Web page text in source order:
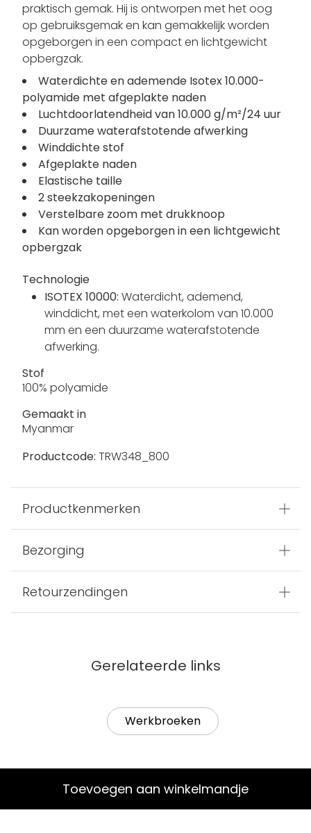
praktisch gemak. Hij is ontworpen met het oog
op gebruiksgemak en kan gemakkelijk worden
opgeborgen in een compact en lichtgewicht
opbergzak.
Waterdichte en ademende Isotex 10.000-
polyamide met afgeplakte naden
Luchtdoorlatendheid van 10.000 g/m²/24 uur
Duurzame waterafstotende afwerking
Winddichte stof
Afgeplakte naden
Elastische taille
2 steekzakopeningen
Verstelbare zoom met drukknoop
Kan worden opgeborgen in een lichtgewicht
opbergzak
Technologie
ISOTEX 10000: Waterdicht, ademend,
winddicht, met een waterkolom van 10.000
mm en een duurzame waterafstotende
afwerking.
Stof
100% polyamide
Gemaakt in
Myanmar
Productcode: TRW348_800
Productkenmerken
Bezorging
Retourzendingen
Gerelateerde links
Werkbroeken
Toevoegen aan winkelmandje